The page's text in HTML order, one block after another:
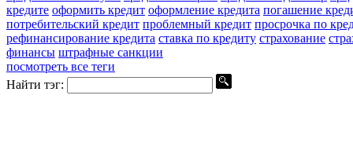
кредите оформить кредит оформление кредита погашение
потребительский кредит проблемный кредит просрочка по
рефинансирование кредита ставка по кредиту страхование
финансы штрафные санкции
посмотреть все теги
Найти тэг: